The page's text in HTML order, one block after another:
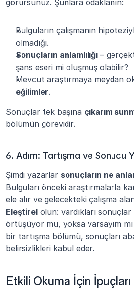
görürsünüz. Şunlara odaklanın:
Bulguların çalışmanın
olmadığı.
Sonuçların anlamlılığı –
şans eseri mi oluşmuş olabilir?
Mevcut araştırmaya meydan
eğilimler.
Sonuçlar tek başına çıkarım
bölümün görevidir.
6. Adım: Tartışma ve Sonucu
Şimdi yazarlar sonuçların ne
Bulguları önceki araştırmalarla
Eleştirel olun: vardıkları
örtüşüyor mu, yoksa varsayım
bir tartışma bölümü, sonuçları
belirsizlikleri kabul eder.
Etkili Okuma İçin İpuçları